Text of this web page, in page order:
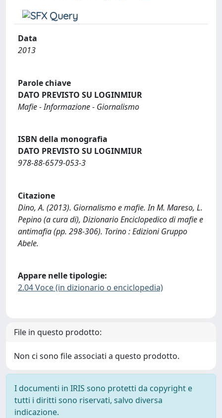
Data
2013
Parole chiave
DATO PREVISTO SU LOGINMIUR
Mafie - Informazione - Giornalismo
ISBN della monografia
DATO PREVISTO SU LOGINMIUR
978-88-6579-053-3
Citazione
Dino, A. (2013). Giornalismo e mafie. In M. Mareso, L.
Pepino (a cura di), Dizionario Enciclopedico di mafie e
antimafia (pp. 298-306). Torino : Edizioni Gruppo
Abele.
Appare nelle tipologie:
2.04 Voce (in dizionario o enciclopedia)
File in questo prodotto:
Non ci sono file associati a questo prodotto.
I documenti in IRIS sono protetti da copyright e
tutti i diritti sono riservati, salvo diversa
indicazione.